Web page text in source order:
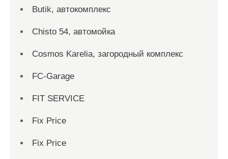
Butik, автокомплекс
Chisto 54, автомойка
Cosmos Karelia, загородный комплекс
FC-Garage
FIT SERVICE
Fix Price
Fix Price